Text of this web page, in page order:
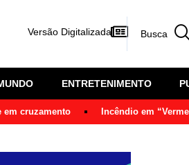
Versão Digitalizada
ENTRETENIMENTO
em cruzamento Incêndio em